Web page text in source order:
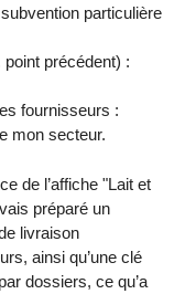
particulière
précédent) :
fournisseurs :
mon secteur.
de l’affiche "Lait et
préparé un
livraison
ainsi qu’une clé
dossiers, ce qu’a